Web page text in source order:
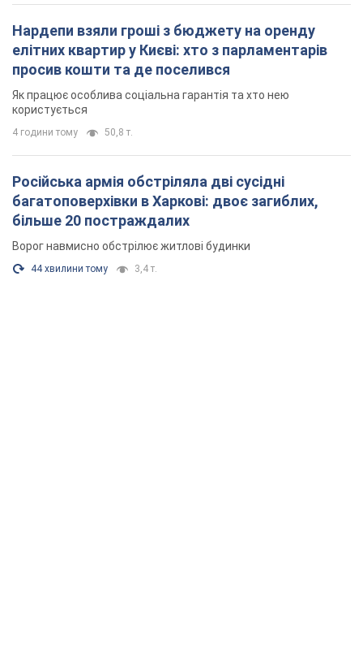
Нардепи взяли гроші з бюджету на оренду
елітних квартир у Києві: хто з парламентарів
просив кошти та де поселився
Як працює особлива соціальна гарантія та хто нею
користується
4 години тому 50,8 т.
Російська армія обстріляла дві сусідні
багатоповерхівки в Харкові: двоє загиблих,
більше 20 постраждалих
Ворог навмисно обстрілює житлові будинки
44 хвилини тому 3,4 т.